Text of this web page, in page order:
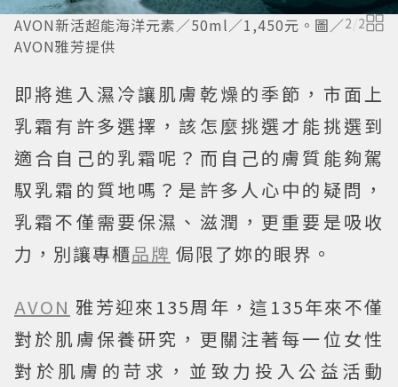
AVON新活超能海洋元素／50ml／1,450元。圖／
AVON雅芳提供
2/2
即將進入濕冷讓肌膚乾燥的季節，市面上
乳霜有許多選擇，該怎麼挑選才能挑選到
適合自己的乳霜呢？而自己的膚質能夠駕
馭乳霜的質地嗎？是許多人心中的疑問，
乳霜不僅需要保濕、滋潤，更重要是吸收
力，別讓專櫃品牌 侷限了妳的眼界。
AVON 雅芳迎來135周年，這135年來不僅
對於肌膚保養研究，更關注著每一位女性
對於肌膚的苛求，並致力投入公益活動